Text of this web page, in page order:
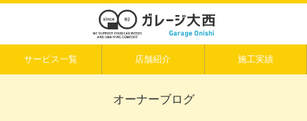
サービス一覧 店舗紹介 施工実績
オーナーブログ